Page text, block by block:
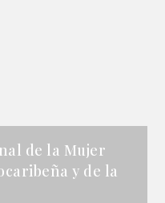
de la Mujer
y de la